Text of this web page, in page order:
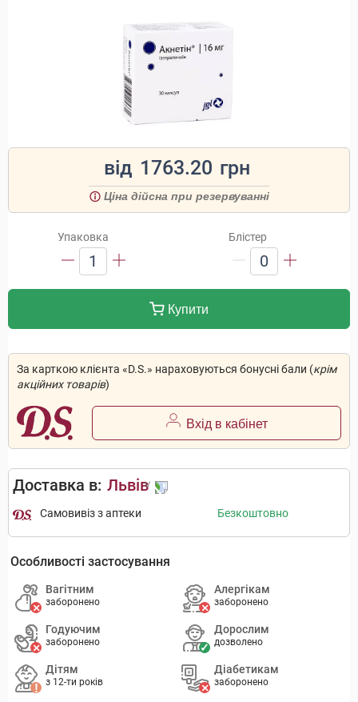
від 1763.20 грн
Ціна дійсна при резервуванні
Упаковка
1
Блістер
0
Купити
За карткою клієнта «D.S.» нараховуються бонусні бали (крім
акційних товарів)
Вхід в кабінет
Доставка в: Львів
Самовивіз з аптеки Безкоштовно
Особливості застосування
Вагітним
заборонено
Алергікам
заборонено
Годуючим
заборонено
Дорослим
дозволено
Дітям
з 12-ти років
Діабетикам
заборонено